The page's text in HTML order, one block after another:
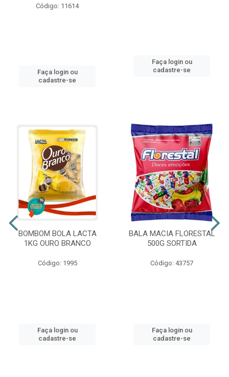
Código: 11614
Faça login ou
cadastre-se
Faça login ou
cadastre-se
BOMBOM BOLA LACTA
1KG OURO BRANCO
Código: 1995
Faça login ou
cadastre-se
BALA MACIA FLORESTAL
500G SORTIDA
Código: 43757
Faça login ou
cadastre-se